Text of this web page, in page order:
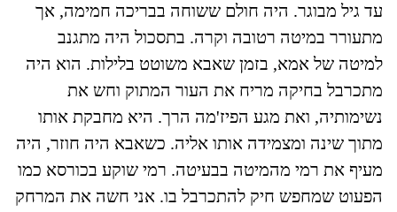
עד גיל מבוגר. היה חולם ששוחה בבריכה חמימה, אך
מתעורר במיטה רטובה וקרה. בתסכול היה מתגנב
למיטה של אמא, בזמן שאבא משוטט בלילות. הוא היה
מתכרבל בחיקה מריח את העור המתוק וחש את
נשימותיה, ואת מגע הפיז'מה הרך. היא מחבקת אותו
מתוך שינה ומצמידה אותו אליה. כשאבא היה חוזר, היה
מעיף את רמי מהמיטה בבעיטה. רמי שוקע בכורסא כמו
הפעוט שמחפש חיק להתכרבל בו. אני חשה את המרחק